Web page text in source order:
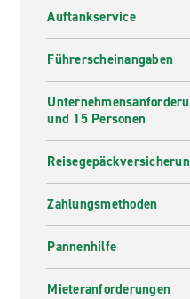
Auftankservice
Führerscheinangaben
und 15 Personen
Zahlungsmethoden
Pannenhilfe
Mieteranforderungen